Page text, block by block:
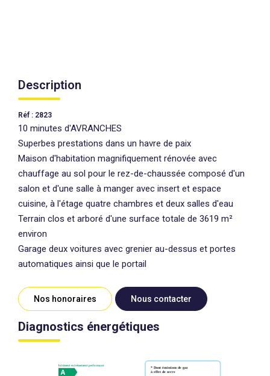
Description
Réf : 2823
10 minutes d'AVRANCHES
Superbes prestations dans un havre de paix
Maison d'habitation magnifiquement rénovée avec
chauffage au sol pour le rez-de-chaussée composé d'un
salon et d'une salle à manger avec insert et espace
cuisine, à l'étage quatre chambres et deux salles d'eau
Terrain clos et arboré d'une surface totale de 3619 m²
environ
Garage deux voitures avec grenier au-dessus et portes
automatiques ainsi que le portail
Nos honoraires Nous contacter
Diagnostics énergétiques